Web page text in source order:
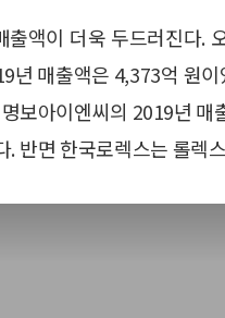
액이 더욱 두드러진다.
매출액은 4,373억 원
보아이엔씨의 2019년 매
반면 한국로렉스는 롤렉